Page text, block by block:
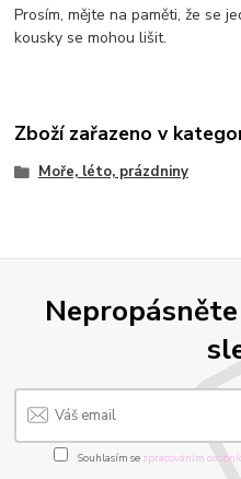
Prosím, mějte na paměti, že se
kousky se mohou lišit.
Zboží zařazeno v
Moře, léto, prázdniny
Souhlasím se zpracováním